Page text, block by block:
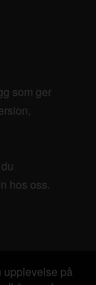
som ger
hos oss.
upplevelse på